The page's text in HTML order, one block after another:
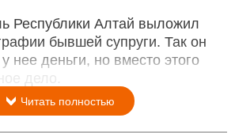
Республики Алтай выложил
бывшей супруги. Так он
нее деньги, но вместо этого
дело.
Читать полностью